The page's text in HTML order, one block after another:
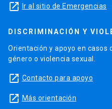
launch Ir al sitio de Emergencias
DISCRIMINACIÓN Y
Orientación y apoyo en casos
género o violencia sexual.
launch Contacto para apoyo
launch Más orientación